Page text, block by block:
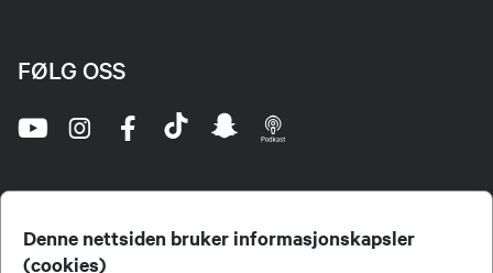
Denne nettsiden bruker informasjonskapsler
(cookies)
FØLG OSS